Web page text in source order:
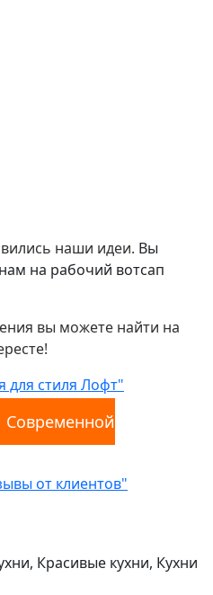
наши идеи. Вы
на рабочий вотсап
вы можете найти на
для стиля Лофт"
Современной
от клиентов"
Красивые кухни, Кухни